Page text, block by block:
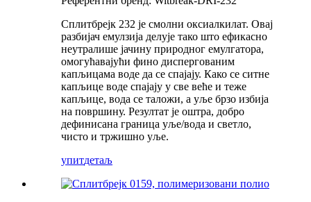
Сплитбрејк 232 је смолни оксиалкилат. Овај
разбијач емулзија делује тако што ефикасно
неутралише јачину природног емулгатора,
омогућавајући фино диспергованим
капљицама воде да се спајају. Како се ситне
капљице воде спајају у све веће и теже
капљице, вода се таложи, а уље брзо избија
на површину. Резултат је оштра, добро
дефинисана граница уље/вода и светло,
чисто и тржишно уље.
упитдетаљ